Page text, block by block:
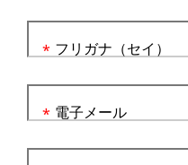
フリガナ（セイ）
*
電子メール
*